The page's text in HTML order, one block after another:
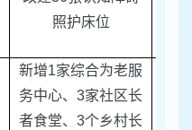
照护床位
新增1家综合为老服
务中心、 3家社区长
者食堂、 3个乡村长